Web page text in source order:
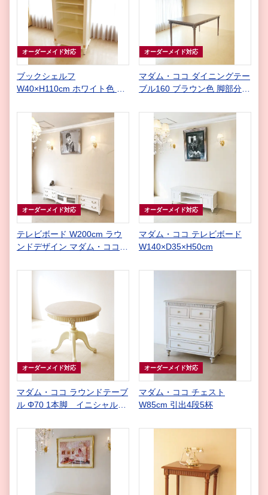
オーダーメイド対応
ブックシェルフ
W40×H110cm ホワイト色 ゴ
タイル
オーダーメイド対応
マダム・ココ ダイニングテー
ブル160 ブラウン色 脚部分
オーダーメイド対応
テレビボード W200cm ラウ
ンドデザイン マダム・ココス
オーダーメイド対応
マダム・ココ テレビボード
W140×D35×H50cm
オーダーメイド対応
マダム・ココ ラウンドテーブ
ル Φ70 1本脚 イニシャルB
＆ゴールド色 大理石天板 ク
リームベージュ H65㎝
オーダーメイド対応
マダム・ココ チェスト
W85cm 引出4段5杯